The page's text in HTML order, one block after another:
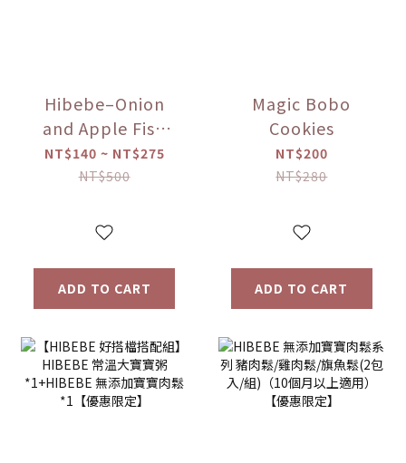
Hibebe–Onion
and Apple Fish
Soup
NT$140 ~ NT$275
NT$500
ADD TO CART
Magic Bobo
Cookies
NT$200
NT$280
ADD TO CART